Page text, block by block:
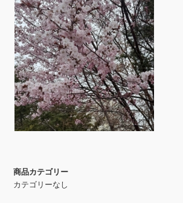
商品カテゴリー
カテゴリーなし